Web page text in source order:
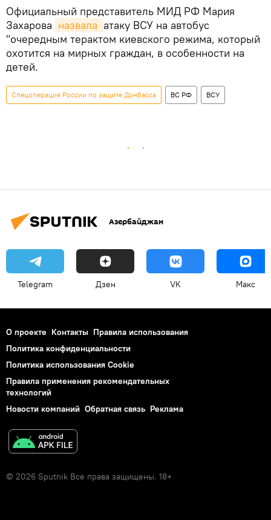
Официальный представитель МИД РФ Мария
Захарова назвала атаку ВСУ на автобус
"очередным терактом киевского режима, который
охотится на мирных граждан, в особенности на
детей.
Спецоперация России по защите Донбасса ВС РФ ВСУ
Азербайджан
Telegram Дзен VK Макс
О проекте Контакты Правила использования
Политика конфиденциальности
Политика использования Cookie
Правила применения рекомендательных
технологий
Новости компаний Обратная связь Реклама
© 2026 Sputnik Все права защищены. 18+